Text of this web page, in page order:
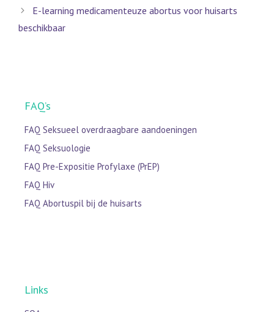
E-learning medicamenteuze abortus voor huisarts
beschikbaar
FAQ’s
FAQ Seksueel overdraagbare aandoeningen
FAQ Seksuologie
FAQ Pre-Expositie Profylaxe (PrEP)
FAQ Hiv
FAQ Abortuspil bij de huisarts
Links